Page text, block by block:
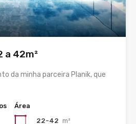
a 42m²
da minha parceira Planik, que
Área
22-42 m²